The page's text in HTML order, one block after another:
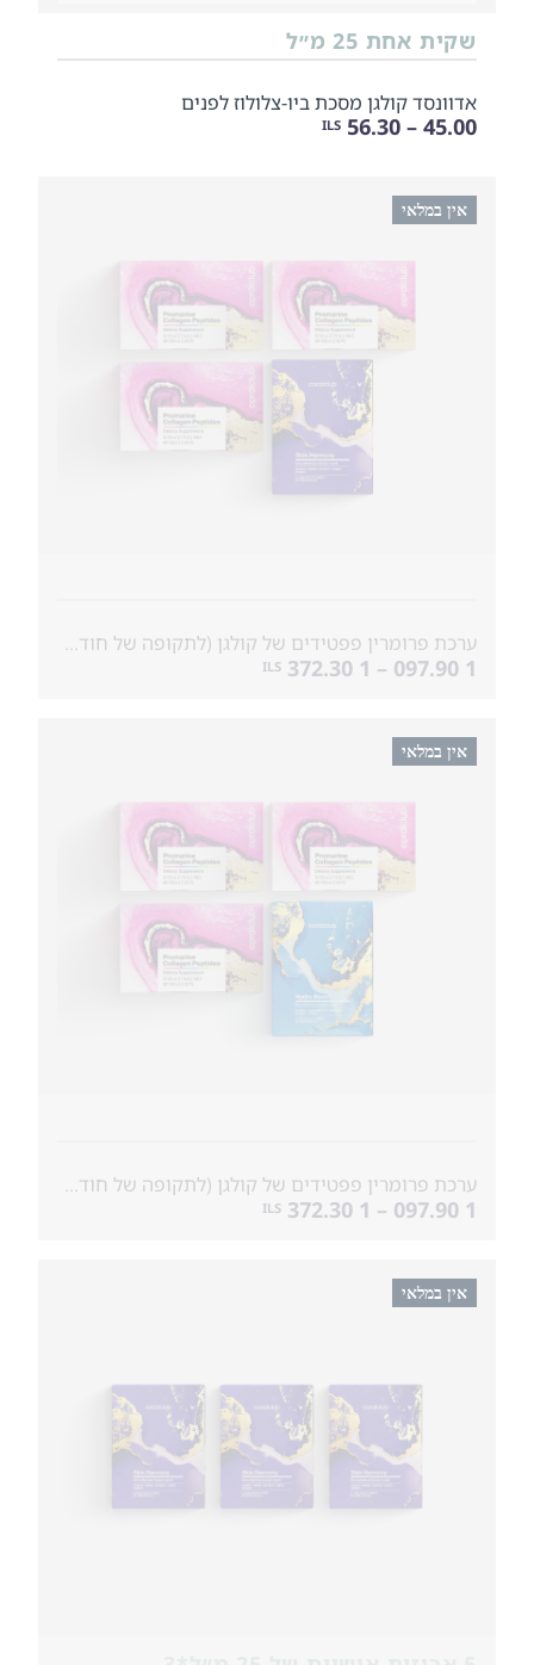
שקית אחת 25 מ״ל
אדוונסד קולגן מסכת ביו-צלולוז לפנים
45.00 – 56.30
ILS
ערכת פרומרין פפטידים של קולגן (לתקופה של חודש) & מסכות ב�...
1 097.90 – 1 372.30
ILS
אין במלאי
ערכת פרומרין פפטידים של קולגן (לתקופה של חודש) & מסכות ב�...
1 097.90 – 1 372.30
ILS
אין במלאי
אין במלאי